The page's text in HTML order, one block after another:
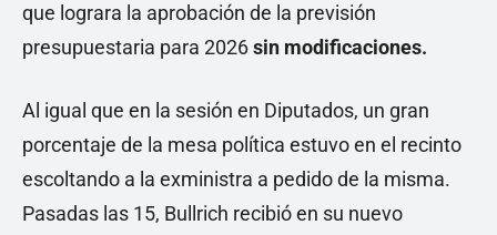
que lograra la aprobación de la previsión
presupuestaria para 2026sin modificaciones.
Al igual que en la sesión en Diputados, un gran
porcentaje de la mesa política estuvo en el recinto
escoltando a la exministra a pedido de la misma.
Pasadas las 15, Bullrich recibió en su nuevo